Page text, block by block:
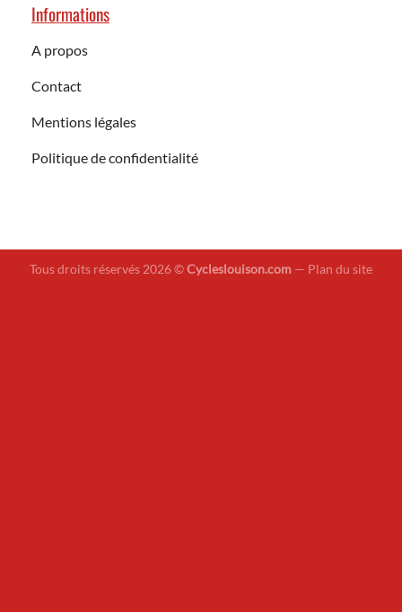
Informations
A propos
Contact
Mentions légales
Politique de confidentialité
Tous droits réservés 2026 ©Cycleslouison.com — Plan du site